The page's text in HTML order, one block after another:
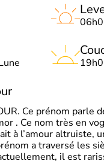
Ce prénom parle
. Ce nom très en
à l’amour altruiste,
a traversé les
il est